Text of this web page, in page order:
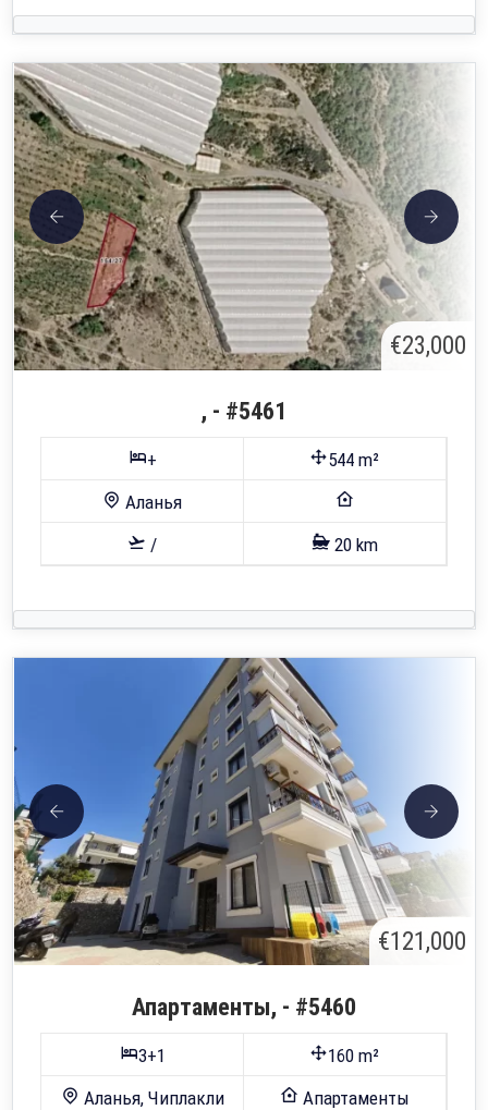
€23,000
, - #5461
+
544 m²
Аланья
/
20 km
€121,000
Апартаменты, - #5460
3+1
160 m²
Аланья, Чиплакли
Апартаменты